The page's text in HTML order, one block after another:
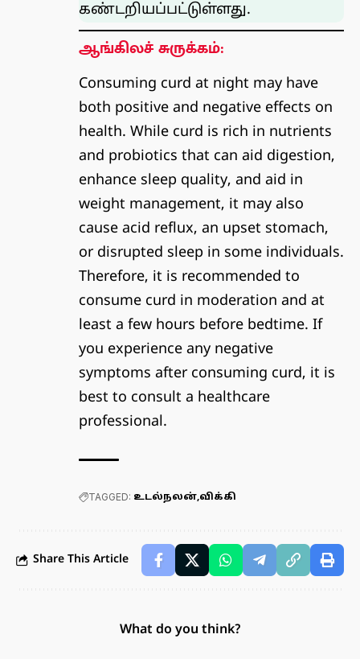
கண்டறியப்பட்டுள்ளது.
ஆங்கிலச் சுருக்கம்:
Consuming curd at night may have
both positive and negative effects on
health. While curd is rich in nutrients
and probiotics that can aid digestion,
enhance sleep quality, and aid in
weight management, it may also
cause acid reflux, an upset stomach,
or disrupted sleep in some individuals.
Therefore, it is recommended to
consume curd in moderation and at
least a few hours before bedtime. If
you experience any negative
symptoms after consuming curd, it is
best to consult a healthcare
professional.
TAGGED: உடல்நலன் விக்கி
Share This Article
What do you think?